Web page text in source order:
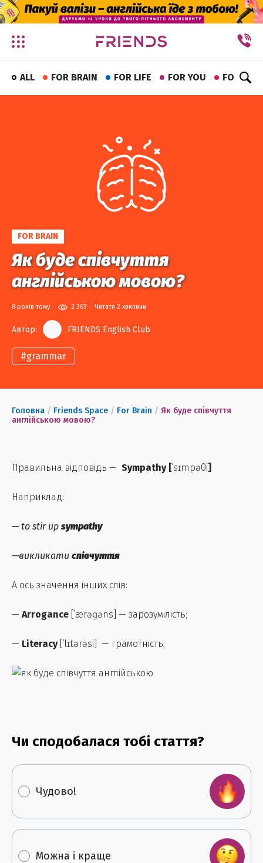
✕
ALL FOR BRAIN FOR LIFE FOR YOU FOR FUN
FOR BRAIN
Як буде співчуття
англійською мовою?
8 років тому 2 365 Читати 2 хвилини
Автор: FRIENDS English Club
#grammar
Головна / Friends Space / For Brain / Як буде співчуття
англійською мовою?
Правильна відповідь — Sympathy [ˈsɪmpəθi]
Наприклад:
— to stir upsympathy
—викликати співчуття
А ось значення інших слів:
— Arrogance [ˈærəɡəns] — зарозумілість;
— Literacy [ˈlɪtərəsi] — грамотність;
Чи сподобалася тобі стаття?
Чудово!
Можна і краще